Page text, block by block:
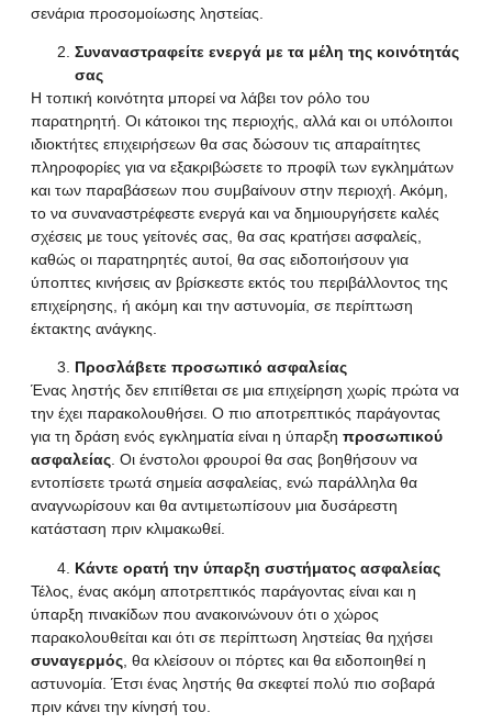
σενάρια προσομοίωσης ληστείας.
Συναναστραφείτε ενεργά με τα μέλη της κοινότητάς
σας
Η τοπική κοινότητα μπορεί να λάβει τον ρόλο του
παρατηρητή. Οι κάτοικοι της περιοχής, αλλά και οι υπόλοιποι
ιδιοκτήτες επιχειρήσεων θα σας δώσουν τις απαραίτητες
πληροφορίες για να εξακριβώσετε το προφίλ των εγκλημάτων
και των παραβάσεων που συμβαίνουν στην περιοχή. Ακόμη,
το να συναναστρέφεστε ενεργά και να δημιουργήσετε καλές
σχέσεις με τους γείτονές σας, θα σας κρατήσει ασφαλείς,
καθώς οι παρατηρητές αυτοί, θα σας ειδοποιήσουν για
ύποπτες κινήσεις αν βρίσκεστε εκτός του περιβάλλοντος της
επιχείρησης, ή ακόμη και την αστυνομία, σε περίπτωση
έκτακτης ανάγκης.
Προσλάβετε προσωπικό ασφαλείας
Ένας ληστής δεν επιτίθεται σε μια επιχείρηση χωρίς πρώτα να
την έχει παρακολουθήσει. Ο πιο αποτρεπτικός παράγοντας
για τη δράση ενός εγκληματία είναι η ύπαρξη προσωπικού
ασφαλείας. Οι ένστολοι φρουροί θα σας βοηθήσουν να
εντοπίσετε τρωτά σημεία ασφαλείας, ενώ παράλληλα θα
αναγνωρίσουν και θα αντιμετωπίσουν μια δυσάρεστη
κατάσταση πριν κλιμακωθεί.
Κάντε ορατή την ύπαρξη συστήματος ασφαλείας
Τέλος, ένας ακόμη αποτρεπτικός παράγοντας είναι και η
ύπαρξη πινακίδων που ανακοινώνουν ότι ο χώρος
παρακολουθείται και ότι σε περίπτωση ληστείας θα ηχήσει
συναγερμός , θα κλείσουν οι πόρτες και θα ειδοποιηθεί η
αστυνομία. Έτσι ένας ληστής θα σκεφτεί πολύ πιο σοβαρά
πριν κάνει την κίνησή του.